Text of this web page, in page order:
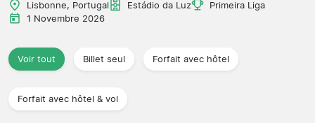
Lisbonne, Portugal Estádio da Luz
Primeira Liga
1 Novembre 2026
Voir tout Billet seul Forfait avec hôtel
Forfait avec hôtel & vol